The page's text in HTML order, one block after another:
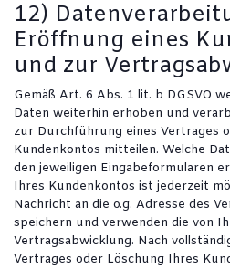
12)
Eröffnung eines
und zur
Gemäß Art. 6 Abs. 1 lit. b DGSVO
Daten weiterhin erhoben und
zur Durchführung eines Vertrages
Kundenkontos mitteilen. Welche
den jeweiligen Eingabeformularen
Ihres Kundenkontos ist jederzeit
Nachricht an die o.g. Adresse des
speichern und verwenden die von
Vertragsabwicklung. Nach
Vertrages oder Löschung Ihres